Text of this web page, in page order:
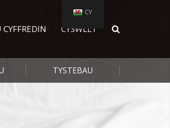
CYSWLLT
TYSTEBAU
CY